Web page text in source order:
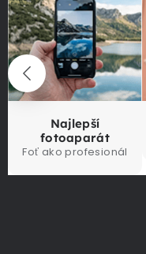
Najlepší
fotoaparát
Foť ako profesionál